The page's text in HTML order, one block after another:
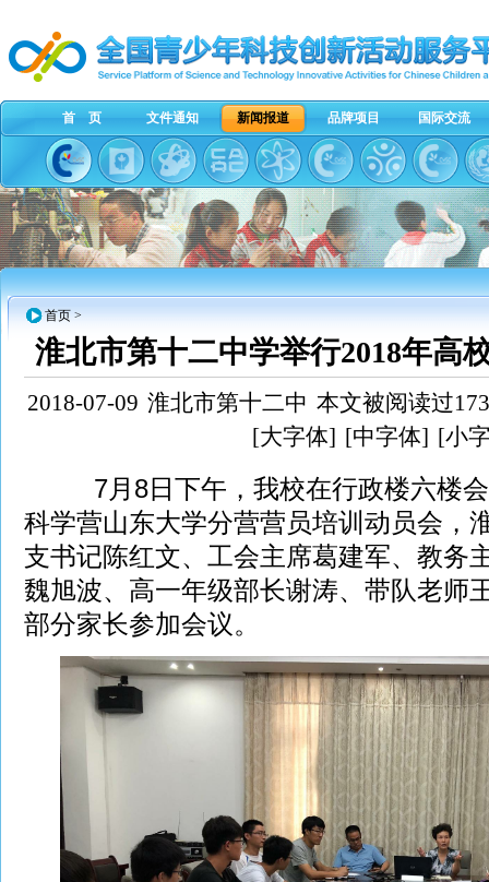
首 页 文件通知 新闻报道 品牌项目 国际交流
首页 >
淮北市第十二中学举行2018年高
2018-07-09 淮北市第十二中 本文被阅读过
[大字体] [中字体] [小
7月8日下午，我校在行政楼六楼
科学营山东大学分营营员培训动员会，
支书记陈红文、工会主席葛建军、教务
魏旭波、高一年级部长谢涛、带队老师
部分家长参加会议。